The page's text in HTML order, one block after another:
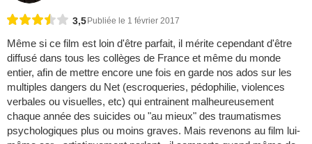
3,5 Publiée le 1 février 2017
Même si ce film est loin d'être parfait, il mérite cependant d'être
diffusé dans tous les collèges de France et même du monde
entier, afin de mettre encore une fois en garde nos ados sur les
multiples dangers du Net (escroqueries, pédophilie, violences
verbales ou visuelles, etc) qui entrainent malheureusement
chaque année des suicides ou "au mieux" des traumatismes
psychologiques plus ou moins graves. Mais revenons au film lui-